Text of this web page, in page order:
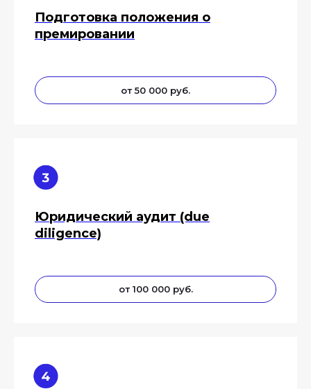
Подготовка положения о
премировании
от 50 000 руб.
Юридический аудит (due
diligence)
от 100 000 руб.